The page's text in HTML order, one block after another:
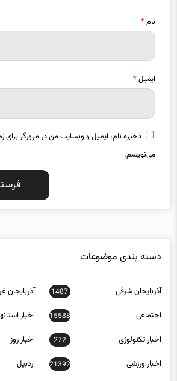
نام*
ایمیل*
ذخیره نام، ایمیل و وبسایت من در مرورگر برای
می‌نویسم.
دسته بندی موضوعات
آذربایجان شرقی 1487 آذربایجان
اجتماعی 15588 اخبار
اخبار تکنولوژی 272 اخبار روز
اخبار ورزشی 21392 اردبیل